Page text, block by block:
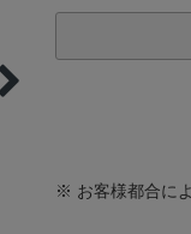
※ お客様都合に